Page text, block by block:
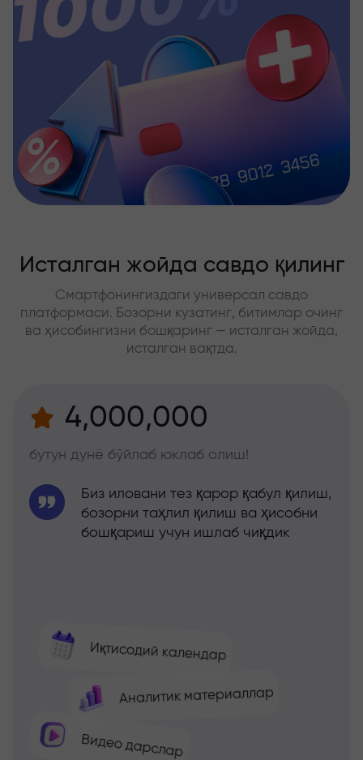
Исталган жойда савдо қилинг
Смартфонингиздаги универсал савдо
платформаси. Бозорни кузатинг, битимлар очинг
ва ҳисобингизни бошқаринг — исталган жойда,
исталган вақтда.
4,000,000
бутун дунё бўйлаб юклаб олиш!
Иқтисодий календар
Аналитик материаллар
Видео дарслар
Биз иловани тез қарор қабул қилиш,
бозорни таҳлил қилиш ва ҳисобни
бошқариш учун ишлаб чиқдик